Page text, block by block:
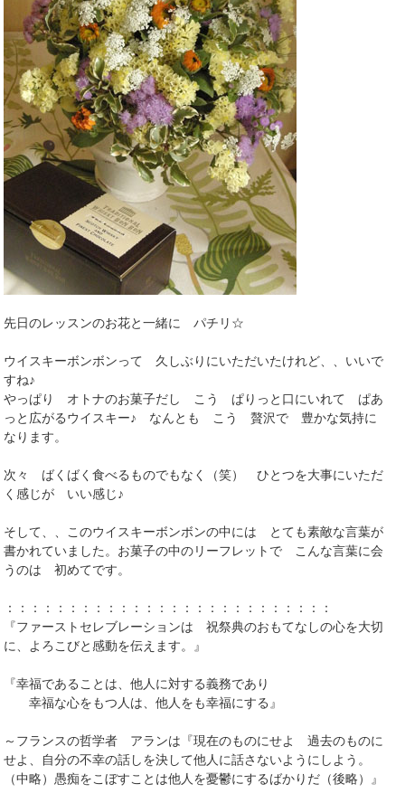
先日のレッスンのお花と一緒に パチリ☆
ウイスキーボンボンって 久しぶりにいただいたけれど、、いいで
すね♪
やっぱり オトナのお菓子だし こう ぱりっと口にいれて ぱあ
っと広がるウイスキー♪ なんとも こう 贅沢で 豊かな気持に
なります。
次々 ばくばく食べるものでもなく（笑） ひとつを大事にいただ
く感じが いい感じ♪
そして、、このウイスキーボンボンの中には とても素敵な言葉が
書かれていました。お菓子の中のリーフレットで こんな言葉に会
うのは 初めてです。
：：：：：：：：：：：：：：：：：：：：：：：：：：
『ファーストセレブレーションは 祝祭典のおもてなしの心を大切
に、よろこびと感動を伝えます。』
『幸福であることは、他人に対する義務であり
幸福な心をもつ人は、他人をも幸福にする』
～フランスの哲学者 アランは『現在のものにせよ 過去のものに
せよ、自分の不幸の話しを決して他人に話さないようにしよう。
（中略）愚痴をこぼすことは他人を憂鬱にするばかりだ（後略）』